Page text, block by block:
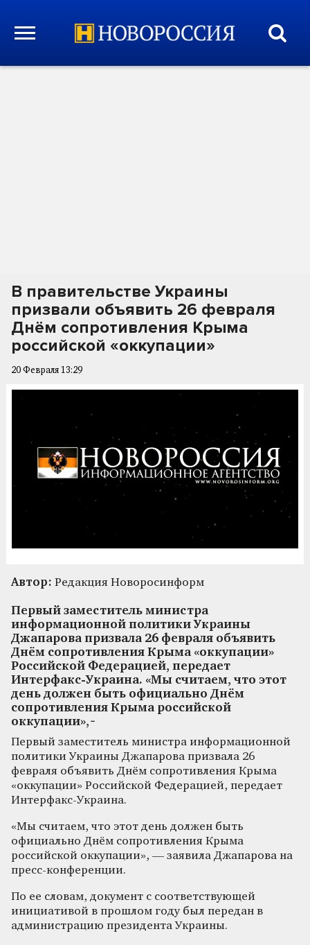
В правительстве Украины
призвали объявить 26 февраля
Днём сопротивления Крыма
российской «оккупации»
20 Февраля 13:29
Автор: Редакция Новоросинформ
Первый заместитель министра
информационной политики Украины
Джапарова призвала 26 февраля объявить
Днём сопротивления Крыма «оккупации»
Российской Федерацией, передает
Интерфакс-Украина. «Мы считаем, что этот
день должен быть официально Днём
сопротивления Крыма российской
оккупации», ̵
Первый заместитель министра информационной
политики Украины Джапарова призвала 26
февраля объявить Днём сопротивления Крыма
«оккупации» Российской Федерацией, передает
Интерфакс-Украина.
«Мы считаем, что этот день должен быть
официально Днём сопротивления Крыма
российской оккупации», — заявила Джапарова на
пресс-конференции.
По ее словам, документ с соответствующей
инициативой в прошлом году был передан в
администрацию президента Украины.